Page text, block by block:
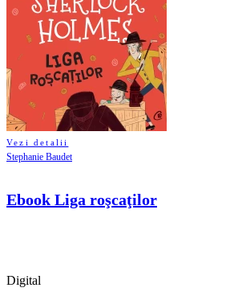
Vezi detalii
Stephanie Baudet
Ebook Liga roşcaţilor
Digital